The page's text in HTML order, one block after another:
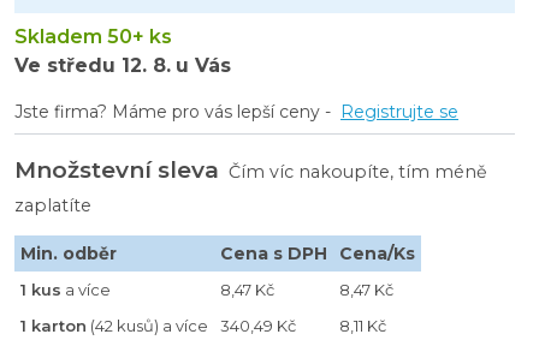
Skladem 50+ ks
Ve středu 12. 8. u Vás
Jste firma? Máme pro vás lepší ceny - Registrujte se
Množstevní sleva Čím víc nakoupíte, tím méně
zaplatíte
Min. odběr Cena s DPH Cena/Ks
1 kus a více 8,47 Kč
8,47 Kč
1 karton (42 kusů) a více 340,49 Kč 8,11 Kč